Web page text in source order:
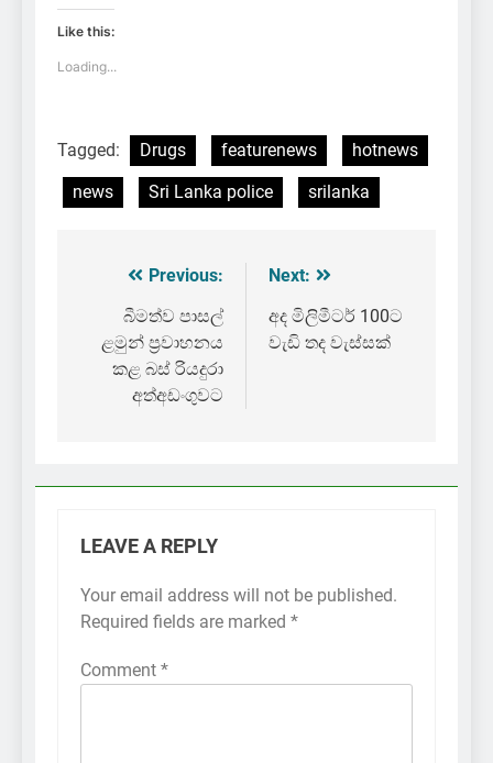
Like this:
Loading...
Tagged: Drugs featurenews
hotnews
news
Sri Lanka police srilanka
Post
navigation
Previous:
බීමත්ව පාසල්
ළමුන් ප්‍රවාහනය
කළ බස් රියදුරා
අත්අඩංගුවට
Next:
අද මිලිමීටර් 100ට
වැඩි තද වැස්සක්
LEAVE A REPLY
Your email address will not be published.
Required fields are marked *
Comment *